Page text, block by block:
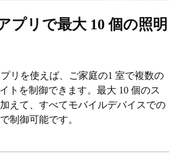
プリで最大 10 個の照明
プリを使えば、ご家庭の1 室で複数の
トを制御できます。最大 10 個のス
えて、すべてモバイルデバイスでの
制御可能です。